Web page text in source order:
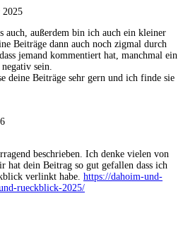
2025
auch, außerdem bin ich auch ein kleiner
Beiträge dann auch noch zigmal durch
jemand kommentiert hat, manchmal ein
sein.
deine Beiträge sehr gern und ich finde sie
beschrieben. Ich denke vielen von
hat dein Beitrag so gut gefallen dass ich
verlinkt habe. https://dahoim-und-
rueckblick-2025/